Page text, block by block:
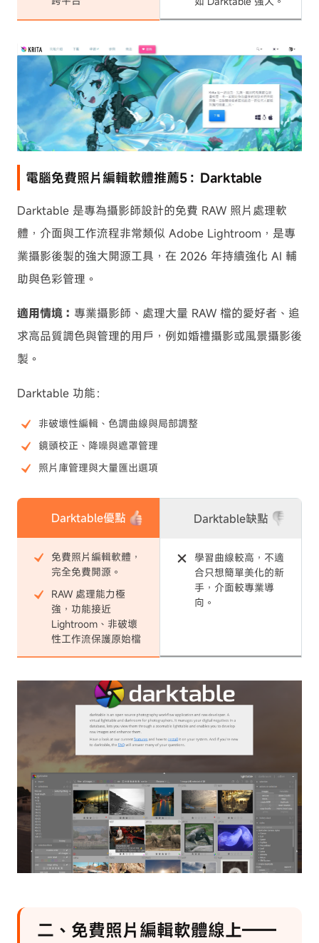
電腦免費照片編輯軟體推薦5：Darktable
Darktable 是專為攝影師設計的免費 RAW 照片處理軟
體，介面與工作流程非常類似 Adobe Lightroom，是專
業攝影後製的強大開源工具，在 2026 年持續強化 AI 輔
助與色彩管理。
適用情境： 專業攝影師、處理大量 RAW 檔的愛好者、追
求高品質調色與管理的用戶，例如婚禮攝影或風景攝影後
製。
Darktable 功能：
非破壞性編輯、色調曲線與局部調整
鏡頭校正、降噪與遮罩管理
照片庫管理與大量匯出選項
Darktable優點
免費照片編輯軟體，
完全免費開源。
RAW 處理能力極
強，功能接近
Lightroom、非破壞
性工作流保護原始檔
Darktable缺點
學習曲線較高，不適
合只想簡單美化的新
手，介面較專業導
向。
二、免費照片編輯軟體線上——